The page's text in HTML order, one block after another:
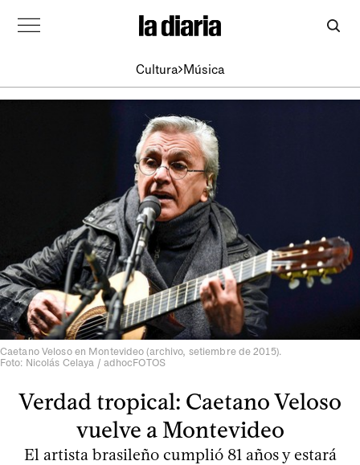
Cultura Música
Caetano Veloso en Montevideo (archivo, setiembre de 2015).
Foto: Nicolás Celaya / adhocFOTOS
Verdad tropical: Caetano Veloso
vuelve a Montevideo
El artista brasileño cumplió 81 años y estará